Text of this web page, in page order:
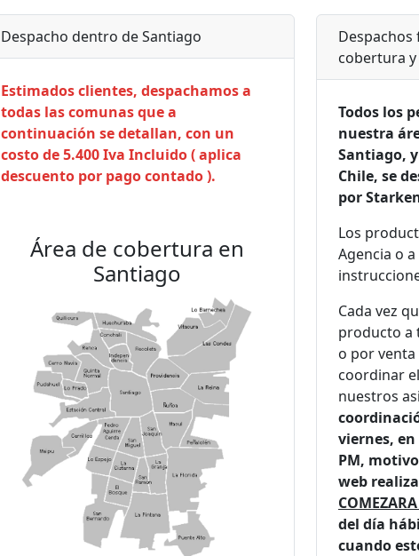
Despacho dentro de Santiago
Estimados clientes, despachamos a
todas las comunas que a
continuación se detallan, con un
costo de 5.400 Iva Incluido ( aplica
descuento por pago contado ).
Área de cobertura en
Santiago
cobertura
Todos los
nuestra
Santiago,
Chile, se
por
Los
Agencia o
Cada vez
producto a
o por
coordinar
nuestros
viernes, en
PM,
web
del día
cuando